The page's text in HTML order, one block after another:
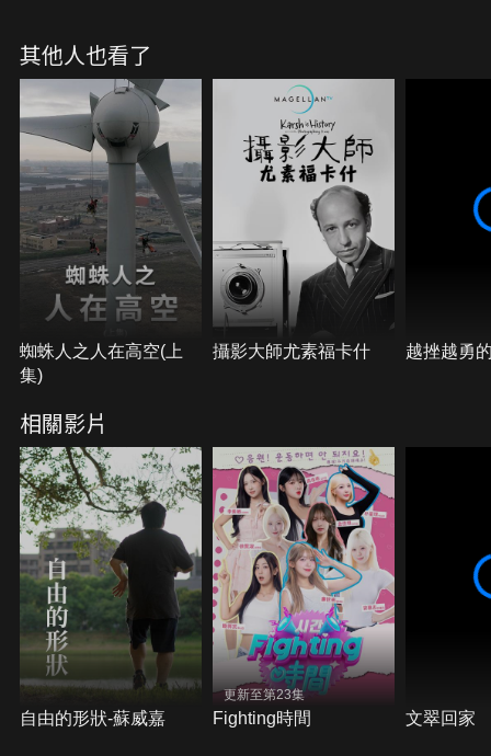
訴，有著「台灣第一苦旦」之稱，在那動人的聲音背
後，盡藏著她悲愴鬥魂的人生故事。
其他人也看了
蜘蛛人之人在高空(上
集)
攝影大師尤素福卡什 越挫越勇
相關影片
自由的形狀-蘇威嘉
更新至第23集
Fighting時間 文翠回家